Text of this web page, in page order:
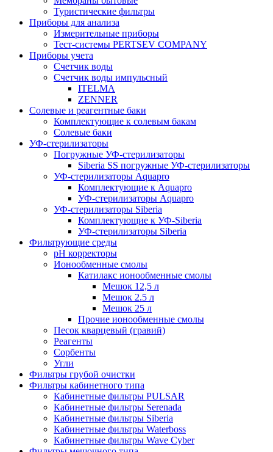
Туристические фильтры
Приборы для анализа
Измерительные приборы
Тест-системы PERTSEV COMPANY
Приборы учета
Счетчик воды
Счетчик воды импульсный
ITELMA
ZENNER
Солевые и реагентные баки
Комплектующие к солевым бакам
Солевые баки
УФ-стерилизаторы
Погружные УФ-стерилизаторы
Siberia SS погружные УФ-стерилизаторы
УФ-стерилизаторы Aquapro
Комплектующие к Aquapro
УФ-стерилизаторы Aquapro
УФ-стерилизаторы Siberia
Комплектующие к УФ-Siberia
УФ-стерилизаторы Siberia
Фильтрующие среды
pH корректоры
Ионообменные смолы
Катилакс ионообменные смолы
Мешок 12,5 л
Мешок 2.5 л
Мешок 25 л
Прочие ионообменные смолы
Песок кварцевый (гравий)
Реагенты
Сорбенты
Угли
Фильтры грубой очистки
Фильтры кабинетного типа
Кабинетные фильтры PULSAR
Кабинетные фильтры Serenada
Кабинетные фильтры Siberia
Кабинетные фильтры Waterboss
Кабинетные фильтры Wave Cyber